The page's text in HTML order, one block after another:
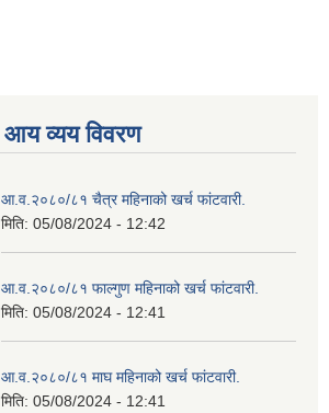
आय व्यय विवरण
आ.व.२०८०/८१ चैत्र महिनाको खर्च फांटवारी.
मिति: 05/08/2024 - 12:42
आ.व.२०८०/८१ फाल्गुण महिनाको खर्च फांटवारी.
मिति: 05/08/2024 - 12:41
आ.व.२०८०/८१ माघ महिनाको खर्च फांटवारी.
मिति: 05/08/2024 - 12:41